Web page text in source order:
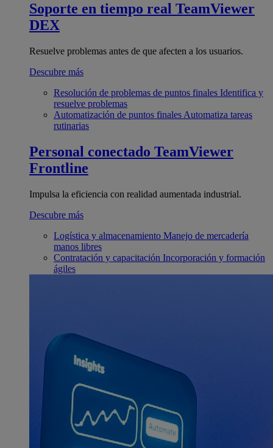
Soporte en tiempo real TeamViewer
DEX
Resuelve problemas antes de que afecten a los usuarios.
Descubre más
Resolución de problemas de puntos finales Identifica y
resuelve problemas
Automatización de puntos finales Automatiza tareas
rutinarias
Personal conectado TeamViewer
Frontline
Impulsa la eficiencia con realidad aumentada industrial.
Descubre más
Logística y almacenamiento Manejo de mercadería
manos libres
Contratación y capacitación Incorporación y formación
ágiles